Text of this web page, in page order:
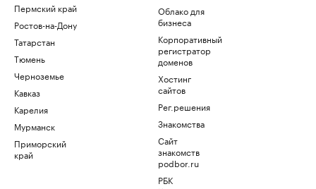
Пермский край
Ростов-на-Дону
Татарстан
Тюмень
Черноземье
Кавказ
Карелия
Мурманск
Приморский
край
Облако для
бизнеса
Корпоративный
регистратор
доменов
Хостинг
сайтов
Рег.решения
Знакомства
Сайт
знакомств
podbor.ru
РБК